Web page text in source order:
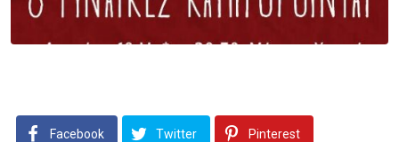
Facebook Twitter Pinterest